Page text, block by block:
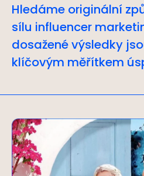
Hledáme originální
sílu influencer
dosažené výsledky
klíčovým měřítkem